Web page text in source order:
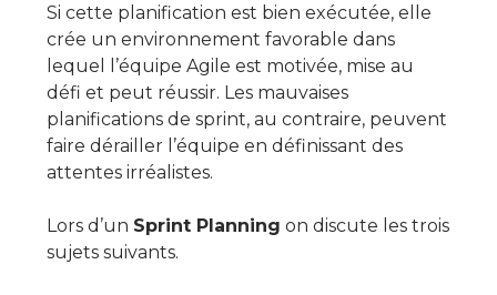
Si cette planification est bien exécutée, elle
crée un environnement favorable dans
lequel l’équipe Agile est motivée, mise au
défi et peut réussir. Les mauvaises
planifications de sprint, au contraire, peuvent
faire dérailler l’équipe en définissant des
attentes irréalistes.
Lors d’un Sprint Planning on discute les trois
sujets suivants.